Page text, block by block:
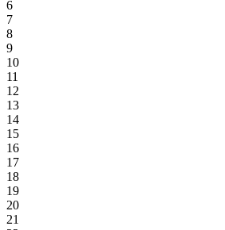
6
7
8
9
10
11
12
13
14
15
16
17
18
19
20
21